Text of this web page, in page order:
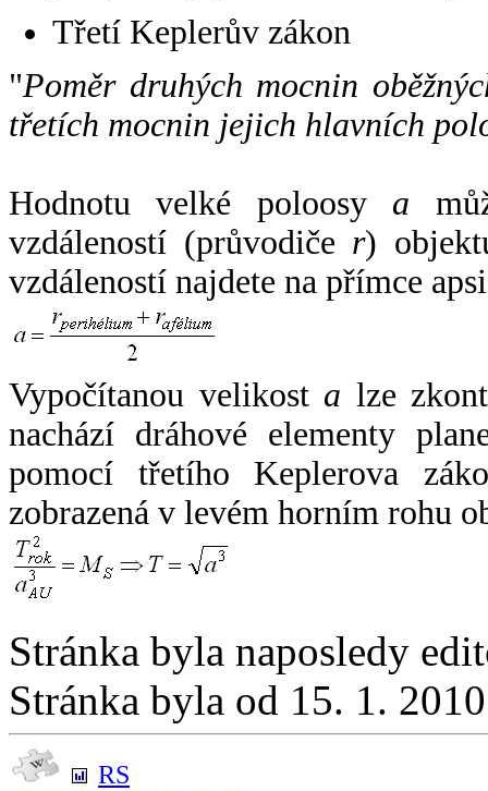
Třetí Keplerův zákon
"Poměr druhých mocnin
třetích mocnin jejich hlavních
Hodnotu velké poloosy a
vzdáleností (průvodiče r)
vzdáleností najdete na přímce
Vypočítanou velikost a lze
nachází dráhové elementy
pomocí třetího Keplerova
zobrazená v levém horním rohu
Stránka byla naposledy
Stránka byla od 15. 1.
RS